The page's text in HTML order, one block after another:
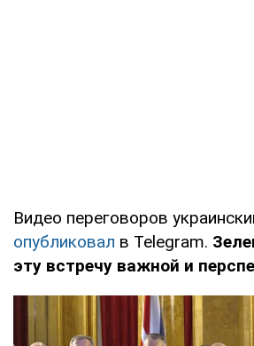
Видео переговоров
опубликовал в Telegram.
эту встречу важной и